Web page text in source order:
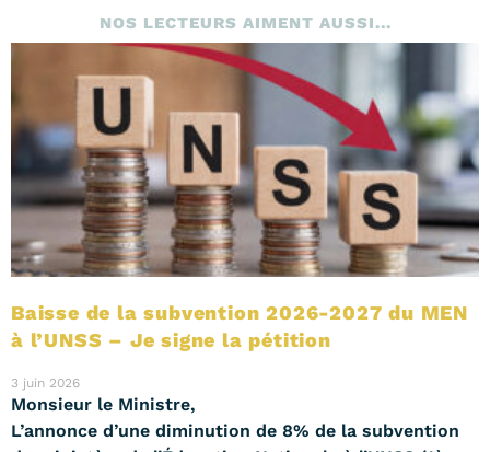
NOS LECTEURS AIMENT AUSSI...
Baisse de la subvention 2026-2027 du MEN
à l’UNSS – Je signe la pétition
3 juin 2026
Monsieur le Ministre,
L’annonce d’une diminution de 8% de la subvention